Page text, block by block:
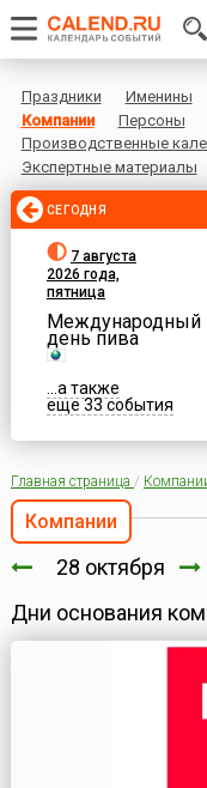
Праздники Именины
Компании
Персоны
Производственные
Экспертные материалы
СЕГОДНЯ
7 августа
2026 года,
пятница
Международный
день пива
...а также
еще 33 события
Главная страница /
Компании
28 октября
Дни основания